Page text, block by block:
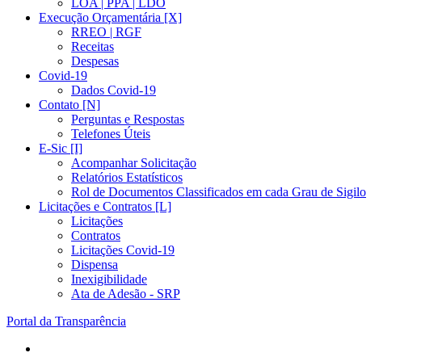
LOA | PPA | LDO
Execução Orçamentária [X]
RREO | RGF
Receitas
Despesas
Covid-19
Dados Covid-19
Contato [N]
Perguntas e Respostas
Telefones Úteis
E-Sic [I]
Acompanhar Solicitação
Relatórios Estatísticos
Rol de Documentos Classificados em cada Grau de Sigilo
Licitações e Contratos [L]
Licitações
Contratos
Licitações Covid-19
Dispensa
Inexigibilidade
Ata de Adesão - SRP
Portal da Transparência